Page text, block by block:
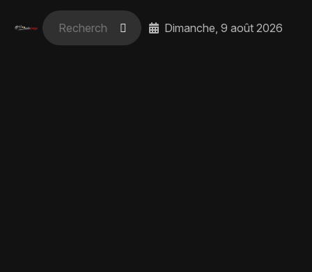
Dimanche, 9 août 2026